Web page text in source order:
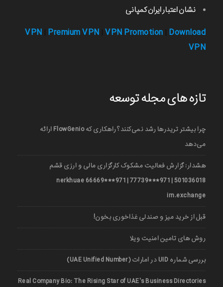
نشان اعتبار ایران کمپانی
VPN Premium VPN VPN Promotion Download
VPN
تازه های مجله توسعه
چرا بیشتر تریدرها رشد نمی‌کنند؟ راهکاری که FlowGenio ارائه
می‌دهد
هشدار: گزارش فعالیت مشکوک کارگزاری مالی و ارزی قشم
501036018 | 971***77739 | 971***66669 nerkhuae
irn.exchange
قبل از خرید میز و صندلی غذاخوری بخون!
روش های تامین امنیت ویلا
بررسی شماره UID در امارات (UAE Unified Number)
Real Company Bio: The Rising Star of UAE’s Business Directories